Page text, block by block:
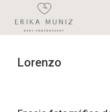
Lorenzo